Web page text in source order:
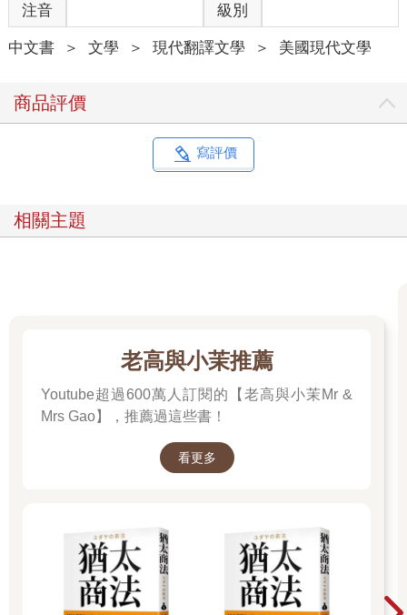
放在地上的酒杯。
「我是從肯塔基來的。」我告訴他。他放在琴鍵上的手停下動
作。他再次抬頭看我。
「萊諾。」我說。
「什麼系的？」
「很好啊，Fa La La。我是學作曲的。而這個──」他又彈一遍那
我的朋友們在酒吧另一端，從他們的動作來看，他們打算離開
了。我向他們揮手道別。
（我會來到波士頓，是因為學校的音樂老師注意到我的歌喉不
凡。她寫信給一位從新英格蘭音樂學院畢業，目前住在萊辛頓的
朋友，他後來親自到訪哈洛，為我安排爭取到獎學金。）而這個
大衛，在一次歌謠采風之旅中，恰巧經過我住的小鎮。或許我們
「我記得在那裡學過一首里爾舞曲。」他說：「我想是叫〈奇拉
我告訴他，那是我母親以前會唱的一首歌。
「唱吧，讓我聽聽看。」
「不要。」我搖搖頭。
「什麼調？」他的手放在琴鍵上，彈起一個又一個和弦，從高音
彈到低音。他坐在鋼琴椅上，身體往前傾。「什麼調？」他又問
注音 級別
中文書 ＞ 文學 ＞ 現代翻譯文學 ＞ 美國現代文學
商品評價
寫評價
相關主題
老高與小茉推薦
Youtube超過600萬人訂閱的【老高與小茉Mr &
Mrs Gao】，推薦過這些書！
看更多